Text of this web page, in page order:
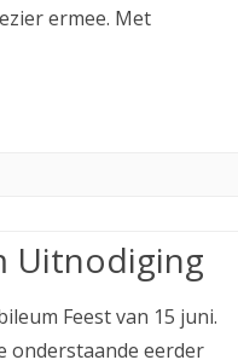
ermee. Met
Uitnodiging
Feest van 15 juni.
onderstaande eerder